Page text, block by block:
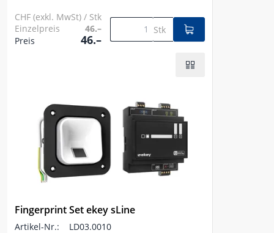
CHF (exkl. MwSt) / Stk
Einzelpreis
46.–
Preis
46.–
Stk
Fingerprint Set ekey sLine
Artikel-Nr.:
LD03.0010